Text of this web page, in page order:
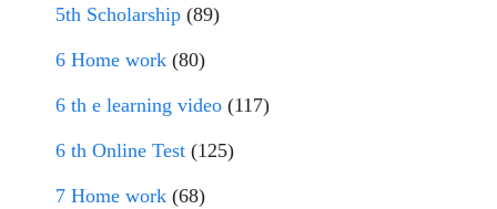
5th Scholarship (89)
6 Home work (80)
6 th e learning video (117)
6 th Online Test (125)
7 Home work (68)